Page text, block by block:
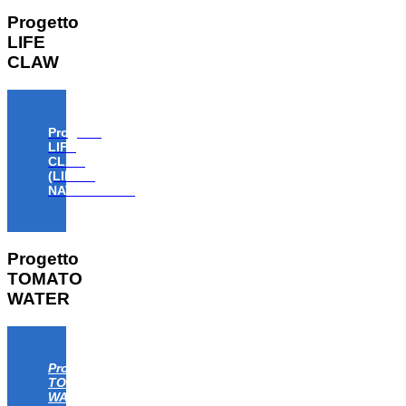
Progetto
LIFE
CLAW
Progetto
LIFE
CLAW
(LIFE18
NAT/IT/000806)
Progetto
TOMATO
WATER
Progetto
TOMATO
WATER